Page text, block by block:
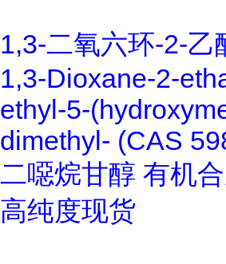
1,3-二氧六环-2-乙
1,3-Dioxane-2-
ethyl-5-
dimethyl- (CAS
二噁烷甘醇 有机
高纯度现货